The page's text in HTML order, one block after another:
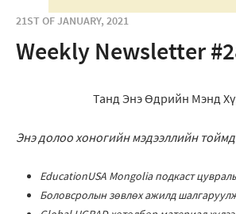
21ST OF JANUARY, 2021
Weekly Newsletter
Танд Энэ Өдрийн Мэнд
Энэ долоо хоногийн мэдээллийн
EducationUSA Mongolia подкаст
Боловсролын зөвлөх ажилд